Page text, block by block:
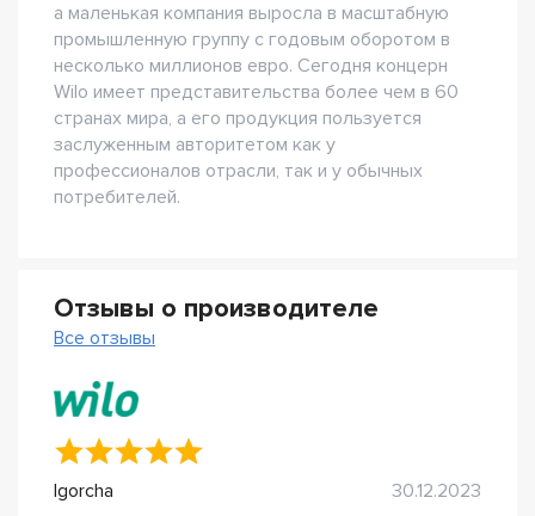
а маленькая компания выросла в масштабную
промышленную группу с годовым оборотом в
несколько миллионов евро. Сегодня концерн
Wilo имеет представительства более чем в 60
странах мира, а его продукция пользуется
заслуженным авторитетом как у
профессионалов отрасли, так и у обычных
потребителей.
Отзывы о производителе
Все отзывы
Igorcha
30.12.2023